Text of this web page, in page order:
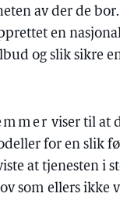
av der de
en
og slik sikre
viser til at
for en slik
at tjenesten i
som ellers ikke